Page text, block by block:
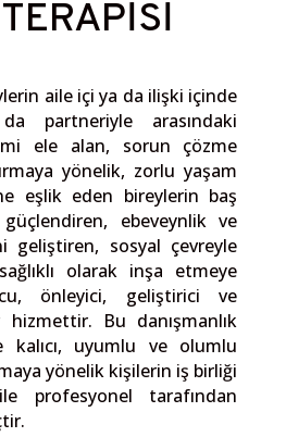
aile içi ya da ilişki içinde
partneriyle arasındaki
ele alan, sorun çözme
yönelik, zorlu yaşam
eşlik eden bireylerin baş
ebeveynlik ve
geliştiren, sosyal çevreyle
olarak inşa etmeye
önleyici, geliştirici ve
Bu danışmanlık
kalıcı, uyumlu ve olumlu
yönelik kişilerin iş birliği
profesyonel tarafından